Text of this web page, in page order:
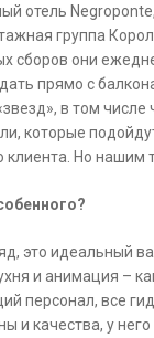
отель
группа
сборов они
прямо с
в том
которые
клиента. Но нашим
это идеальный
и анимация –
персонал, все
и качества, у